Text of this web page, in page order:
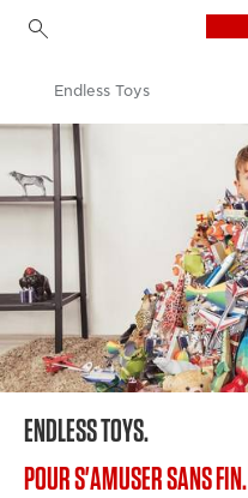
Canon
Endless Toys
ENDLESS TOYS.
POUR S'AMUSER SANS FIN.